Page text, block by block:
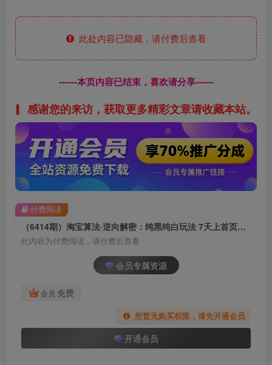
此处内容已隐藏，请付费后查看
------本页内容已结束，喜欢请分享------
感谢您的来访，获取更多精彩文章请收藏本站。
（6414期）淘宝算法·逆向解密：纯黑纯白玩法 7天上首页纯搜索 手淘首页14天流量过万
此内容为付费阅读，请付费后查看
会员专属资源
会员 免费
您暂无购买权限，请先开通会员
开通会员
付费阅读